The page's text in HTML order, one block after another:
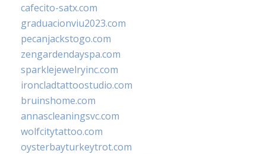
cafecito-satx.com
graduacionviu2023.com
pecanjackstogo.com
zengardendayspa.com
sparklejewelryinc.com
ironcladtattoostudio.com
bruinshome.com
annascleaningsvc.com
wolfcitytattoo.com
oysterbayturkeytrot.com